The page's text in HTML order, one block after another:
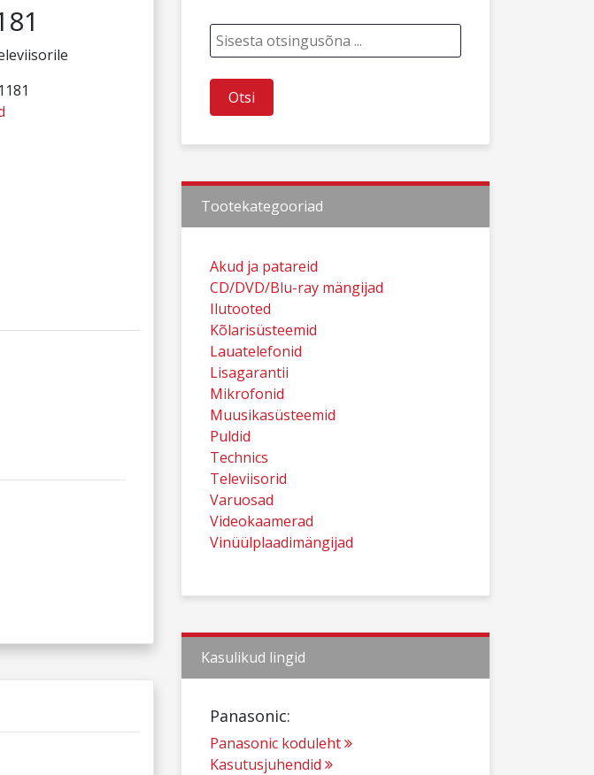
Tootekategooriad
Akud ja patareid
CD/DVD/Blu-ray mängijad
Ilutooted
Kõlarisüsteemid
Lauatelefonid
Lisagarantii
Mikrofonid
Muusikasüsteemid
Puldid
Technics
Televiisorid
Varuosad
Videokaamerad
Vinüülplaadimängijad
Kasulikud lingid
Panasonic:
Panasonic koduleht
Kasutusjuhendid